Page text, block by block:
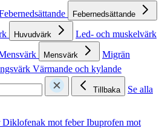
Febernedsättande
Huvudvärk Led- och muskelvärk
Mensvärk
Migrän
Värmande och kylande
Tillbaka
Se alla
Diklofenak mot feberIbuprofen mot